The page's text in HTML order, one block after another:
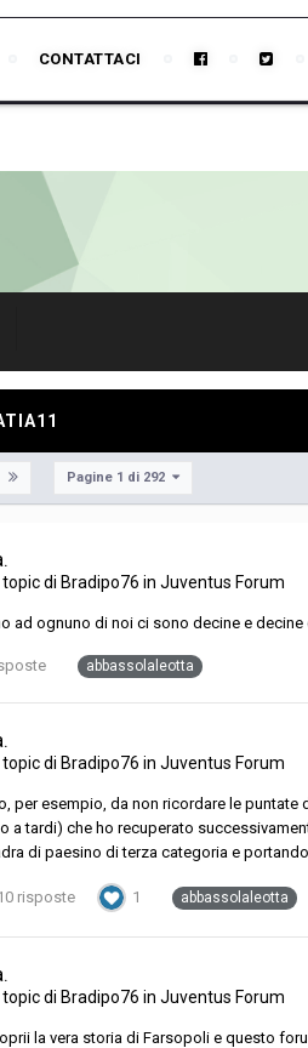
CONTATTACI
Pagine 1 di 292
di Bradipo76 in Juventus Forum
ad ognuno di noi ci sono decine e
abbassolaleotta
di Bradipo76 in Juventus Forum
per esempio, da non ricordare le
a tardi) che ho recuperato
di paesino di terza categoria e
risposte 1 abbassolaleotta
di Bradipo76 in Juventus Forum
la vera storia di Farsopoli e questo